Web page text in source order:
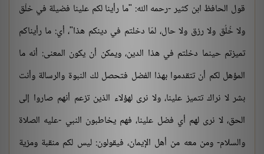
قول الحافظ ابن كثير -رحمه الله: "ما رأينا لكم علينا فضيلة في خلْق
ولا خُلُق ولا رزق ولا حال، لمّا دخلتم في دينكم هذا"، أي: ما رأيناكم
تميزتم حينما دخلتم في هذا الدين، ويمكن أن يكون المعنى: أنه ما
المؤهل لكم أن تتقدموا بهذا الفضل فتحصل لك النبوة والرسالة وأنت
بشر لا نراك تتميز علينا، ولا نرى لهؤلاء الذين تزعم أنهم صاروا إلى
الحق، لا نرى لهم أي فضل علينا، فهم يخاطبون النبي -عليه الصلاة
والسلام- ومن معه من أهل الإيمان، فيقولون: ليس لكم منقبة ومزية